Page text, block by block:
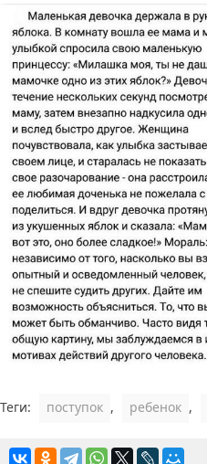
Теги: поступок , ребенок ,